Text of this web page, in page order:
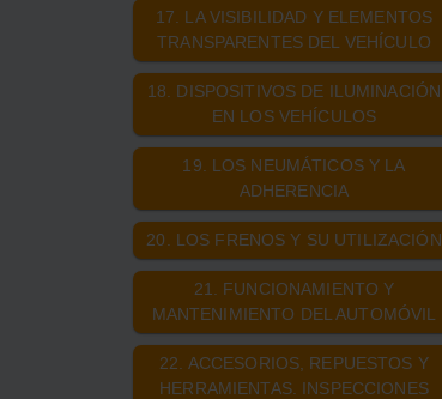
17. LA VISIBILIDAD Y ELEMENTOS
TRANSPARENTES DEL VEHÍCULO
18. DISPOSITIVOS DE ILUMINACIÓN
EN LOS VEHÍCULOS
19. LOS NEUMÁTICOS Y LA
ADHERENCIA
20. LOS FRENOS Y SU UTILIZACIÓN
21. FUNCIONAMIENTO Y
MANTENIMIENTO DEL AUTOMÓVIL
22. ACCESORIOS, REPUESTOS Y
HERRAMIENTAS. INSPECCIONES